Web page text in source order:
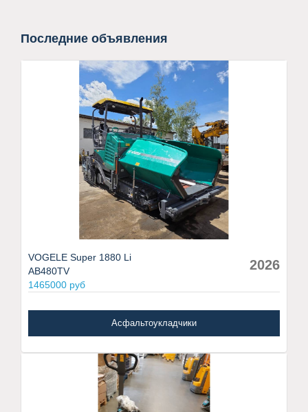
Последние объявления
VOGELE Super 1880 Li
AB480TV
1465000 руб
2026
Асфальтоукладчики